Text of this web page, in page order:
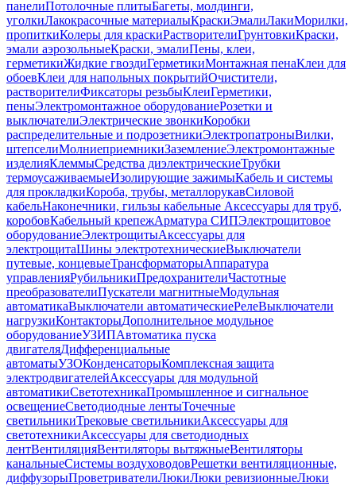
панелиПотолочные плитыБагеты, молдинги,
уголкиЛакокрасочные материалыКраскиЭмалиЛакиМорилки,
пропиткиКолеры для краскиРастворителиГрунтовкиКраски,
эмали аэрозольныеКраски, эмалиПены, клеи,
герметикиЖидкие гвоздиГерметикиМонтажная пенаКлеи для
обоевКлеи для напольных покрытийОчистители,
растворителиФиксаторы резьбыКлеиГерметики,
пеныЭлектромонтажное оборудованиеРозетки и
выключателиЭлектрические звонкиКоробки
распределительные и подрозетникиЭлектропатроныВилки,
штепселиМолниеприемникиЗаземлениеЭлектромонтажные
изделияКлеммыСредства диэлектрическиеТрубки
термоусаживаемыеИзолирующие зажимыКабель и системы
для прокладкиКороба, трубы, металлорукавСиловой
кабельНаконечники, гильзы кабельные Аксессуары для труб,
коробовКабельный крепежАрматура СИПЭлектрощитовое
оборудованиеЭлектрощитыАксессуары для
электрощитаШины электротехническиеВыключатели
путевые, концевыеТрансформаторыАппаратура
управленияРубильникиПредохранителиЧастотные
преобразователиПускатели магнитныеМодульная
автоматикаВыключатели автоматическиеРелеВыключатели
нагрузкиКонтакторыДополнительное модульное
оборудованиеУЗИПАвтоматика пуска
двигателяДифференциальные
автоматыУЗОКонденсаторыКомплексная защита
электродвигателейАксессуары для модульной
автоматикиСветотехникаПромышленное и сигнальное
освещениеСветодиодные лентыТочечные
светильникиТрековые светильникиАксессуары для
светотехникиАксессуары для светодиодных
лентВентиляцияВентиляторы вытяжныеВентиляторы
канальныеСистемы воздуховодовРешетки вентиляционные,
диффузорыПроветривателиЛюкиЛюки ревизионныеЛюки